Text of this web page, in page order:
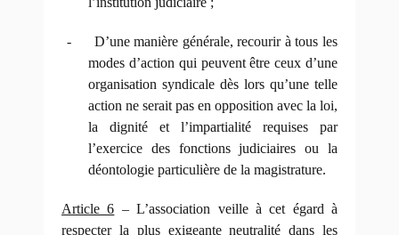
-
D’une manière générale, recourir à tous les
modes d’action qui peuvent être ceux d’une
organisation syndicale dès lors qu’une telle
action ne serait pas en opposition avec la loi,
la dignité et l’impartialité requises par
l’exercice des fonctions judiciaires ou la
déontologie particulière de la magistrature.
Article 6 – L’association veille à cet égard à
respecter la plus exigeante neutralité dans les